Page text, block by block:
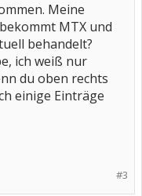
Meine
MTX und
behandelt?
ich weiß nur
du oben rechts
einige Einträge
#3